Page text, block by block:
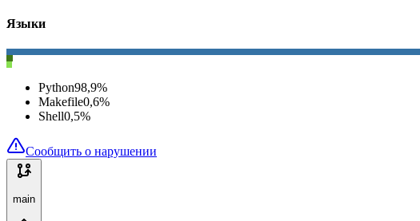
Языки
Python98,9%
Makefile0,6%
Shell0,5%
Сообщить о нарушении
main